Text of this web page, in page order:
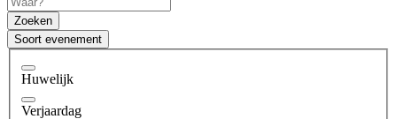
Zoeken
Soort evenement
Huwelijk
Verjaardag